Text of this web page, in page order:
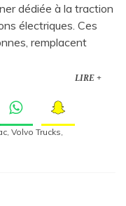
dédiée à la traction
électriques. Ces
remplacent
LIRE +
Volvo Trucks